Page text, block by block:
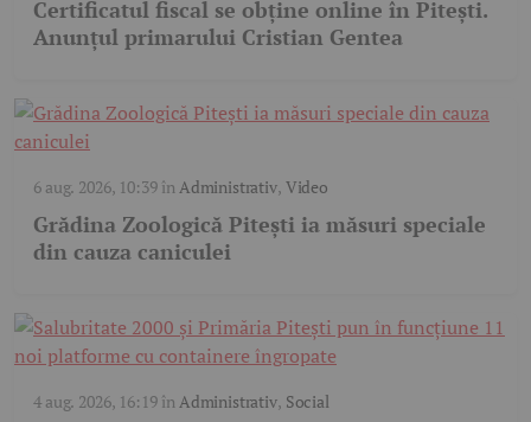
Certificatul fiscal se obține online în Pitești.
Anunțul primarului Cristian Gentea
6 aug. 2026, 10:39înAdministrativ, Video
Grădina Zoologică Pitești ia măsuri speciale
din cauza caniculei
4 aug. 2026, 16:19înAdministrativ, Social